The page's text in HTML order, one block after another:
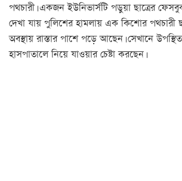
পথচারী। একজন ইউনিভার্সটি পড়ুয়া ছাত্রের
দেখা যায় পুলিশের হামলায় এক কিশোর
অবস্থায় রাস্তার পাশে পড়ে আছেন। সেখানে
হাসপাতালে নিয়ে যাওয়ার চেষ্টা করছেন।